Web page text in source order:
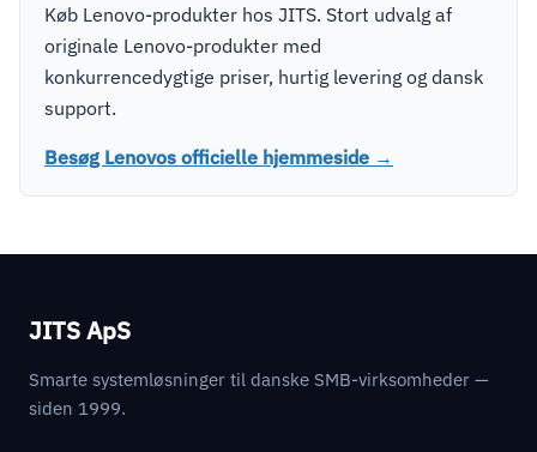
Køb Lenovo-produkter hos JITS. Stort udvalg af
originale Lenovo-produkter med
konkurrencedygtige priser, hurtig levering og dansk
support.
Besøg Lenovos officielle hjemmeside →
JITS ApS
Smarte systemløsninger til danske SMB-virksomheder —
siden 1999.